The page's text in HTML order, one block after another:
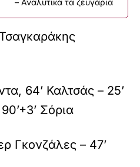
– Αναλυτικά τα ζευγάρια
64’ Καλτσάς – 25’
Σόρια
Γκονζάλες – 47’